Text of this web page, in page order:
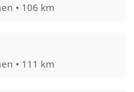
• 106 km
• 111 km